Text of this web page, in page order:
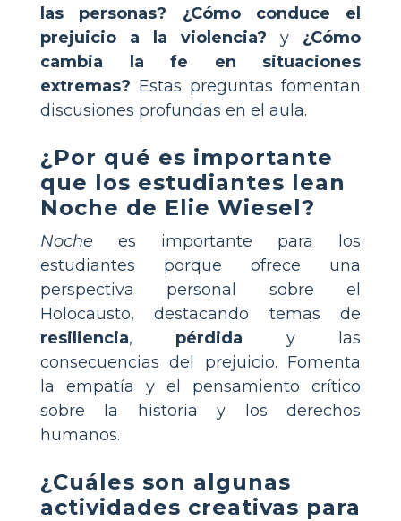
las personas?
¿Cómo conduce el
prejuicio a la violencia? y ¿Cómo
cambia la fe en situaciones
extremas? Estas preguntas fomentan
discusiones profundas en el aula.
¿Por qué es importante
que los estudiantes lean
Noche de Elie Wiesel?
Noche es importante para los
estudiantes porque ofrece una
perspectiva personal sobre el
Holocausto, destacando temas de
resiliencia, pérdida y las
consecuencias del prejuicio. Fomenta
la empatía y el pensamiento crítico
sobre la historia y los derechos
humanos.
¿Cuáles son algunas
actividades creativas para